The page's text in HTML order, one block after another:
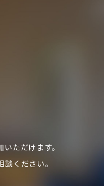
ただけます。
ください。